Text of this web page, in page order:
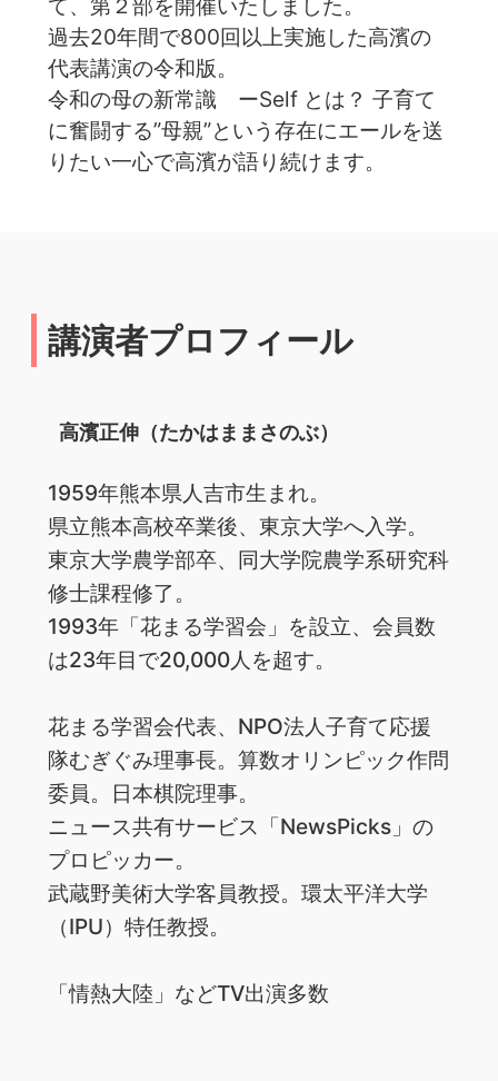
て、第２部を開催いたしました。
過去20年間で800回以上実施した高濱の
代表講演の令和版。
令和の母の新常識 ーSelf とは？ 子育て
に奮闘する”母親”という存在にエールを送
りたい一心で高濱が語り続けます。
講演者プロフィール
高濱正伸（たかはままさのぶ）
1959年熊本県人吉市生まれ。
県立熊本高校卒業後、東京大学へ入学。
東京大学農学部卒、同大学院農学系研究科
修士課程修了。
1993年「花まる学習会」を設立、会員数
は23年目で20,000人を超す。
花まる学習会代表、NPO法人子育て応援
隊むぎぐみ理事長。算数オリンピック作問
委員。日本棋院理事。
ニュース共有サービス「NewsPicks」の
プロピッカー。
武蔵野美術大学客員教授。環太平洋大学
（IPU）特任教授。
「情熱大陸」などTV出演多数